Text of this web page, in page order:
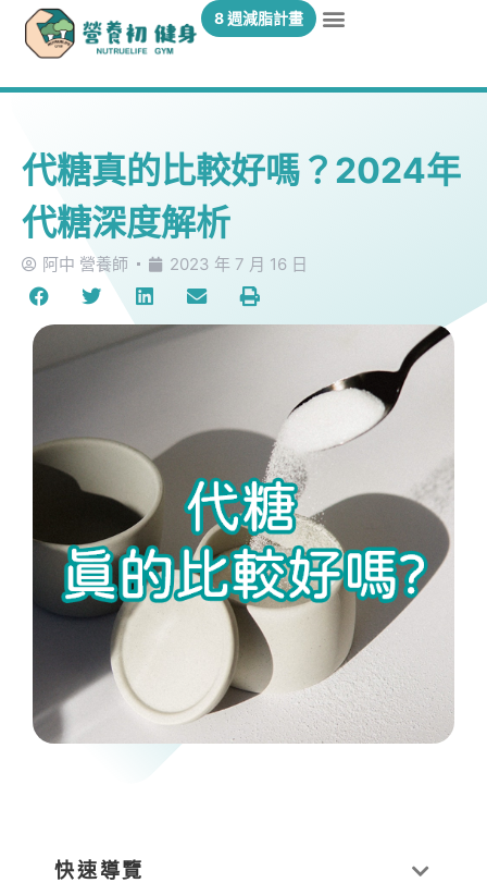
8 週減脂計畫
代糖真的比較好嗎？2024年
代糖深度解析
阿中 營養師 2023 年 7 月 16 日
快速導覽